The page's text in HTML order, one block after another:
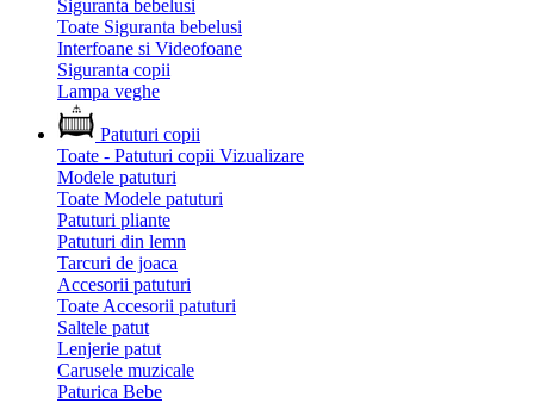
Siguranta bebelusi
Toate Siguranta bebelusi
Interfoane si Videofoane
Siguranta copii
Lampa veghe
Patuturi copii
Toate - Patuturi copii Vizualizare
Modele patuturi
Toate Modele patuturi
Patuturi pliante
Patuturi din lemn
Tarcuri de joaca
Accesorii patuturi
Toate Accesorii patuturi
Saltele patut
Lenjerie patut
Carusele muzicale
Paturica Bebe